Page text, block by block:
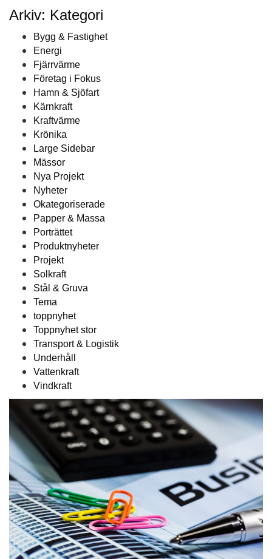
Arkiv: Kategori
Bygg & Fastighet
Energi
Fjärrvärme
Företag i Fokus
Hamn & Sjöfart
Kärnkraft
Kraftvärme
Krönika
Large Sidebar
Mässor
Nya Projekt
Nyheter
Okategoriserade
Papper & Massa
Porträttet
Produktnyheter
Projekt
Solkraft
Stål & Gruva
Tema
toppnyhet
Toppnyhet stor
Transport & Logistik
Underhåll
Vattenkraft
Vindkraft